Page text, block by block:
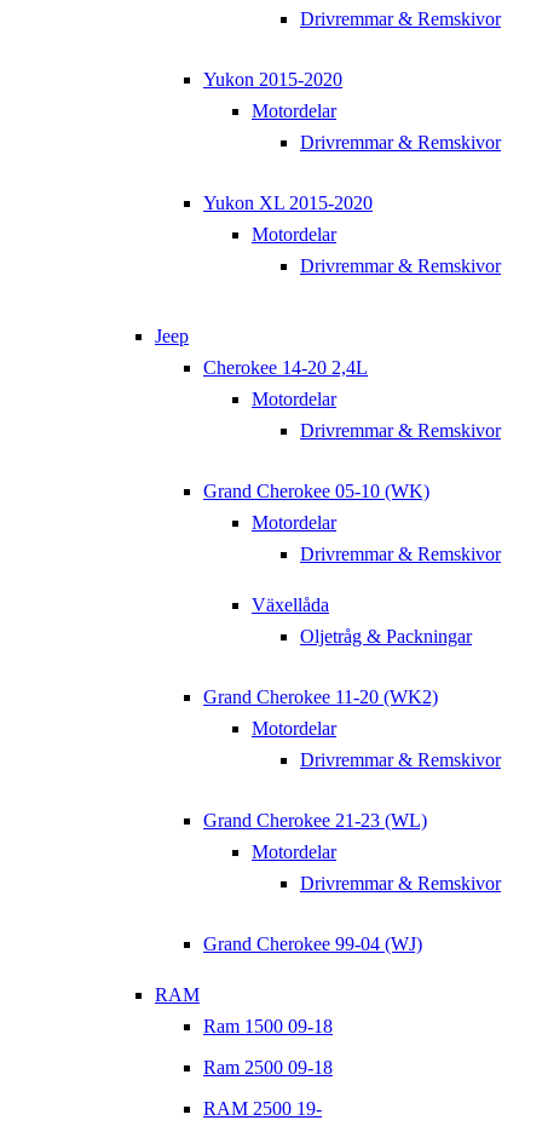
Drivremmar & Remskivor
Yukon 2015-2020
Motordelar
Drivremmar & Remskivor
Yukon XL 2015-2020
Motordelar
Drivremmar & Remskivor
Jeep
Cherokee 14-20 2,4L
Motordelar
Drivremmar & Remskivor
Grand Cherokee 05-10 (WK)
Motordelar
Drivremmar & Remskivor
Växellåda
Oljetråg & Packningar
Grand Cherokee 11-20 (WK2)
Motordelar
Drivremmar & Remskivor
Grand Cherokee 21-23 (WL)
Motordelar
Drivremmar & Remskivor
Grand Cherokee 99-04 (WJ)
RAM
Ram 1500 09-18
Ram 2500 09-18
RAM 2500 19-